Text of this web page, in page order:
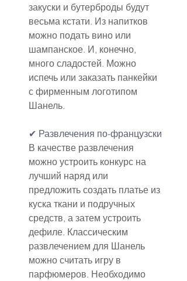
закуски и бутерброды будут
весьма кстати. Из напитков
можно подать вино или
шампанское. И, конечно,
много сладостей. Можно
испечь или заказать панкейки
с фирменным логотипом
Шанель.
✔ Развлечения по-французски
В качестве развлечения
можно устроить конкурс на
лучший наряд или
предложить создать платье из
куска ткани и подручных
средств, а затем устроить
дефиле. Классическим
развлечением для Шанель
можно считать игру в
парфюмеров. Необходимо